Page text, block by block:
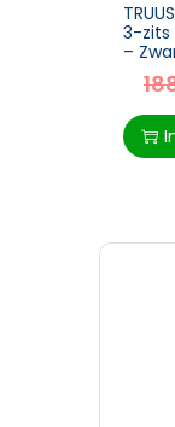
3-zits
–
151